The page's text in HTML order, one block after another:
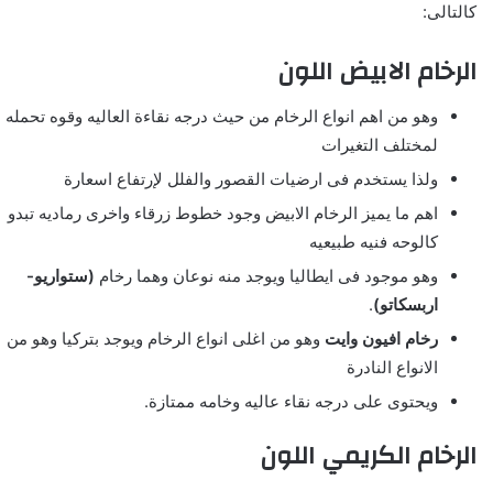
كالتالى:
الرخام الابيض اللون
وهو من اهم انواع الرخام من حيث درجه نقاءة العاليه وقوه تحمله
لمختلف التغيرات
ولذا يستخدم فى ارضيات القصور والفلل لإرتفاع اسعارة
اهم ما يميز الرخام الابيض وجود خطوط زرقاء واخرى رماديه تبدو
كالوحه فنيه طبيعيه
وهو موجود فى ايطاليا ويوجد منه نوعان وهما رخام (ستواريو-
اربسكاتو).
رخام افيون وايت وهو من اغلى انواع الرخام ويوجد بتركيا وهو من
الانواع النادرة
ويحتوى على درجه نقاء عاليه وخامه ممتازة.
الرخام الكريمي اللون